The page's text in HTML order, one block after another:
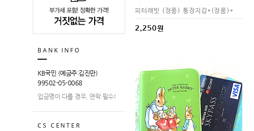
BANK INFO
KB국민 (예금주:김진만)
99502-05-0068
입금명이 다를 경우, 연락 필수!
CS CENTER
피터래빗 (정품) 통장지갑*(정품)*
2,250원